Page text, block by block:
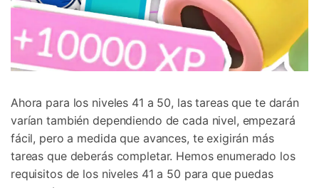
Ahora para los niveles 41 a 50, las tareas que te darán
varían también dependiendo de cada nivel, empezará
fácil, pero a medida que avances, te exigirán más
tareas que deberás completar. Hemos enumerado los
requisitos de los niveles 41 a 50 para que puedas